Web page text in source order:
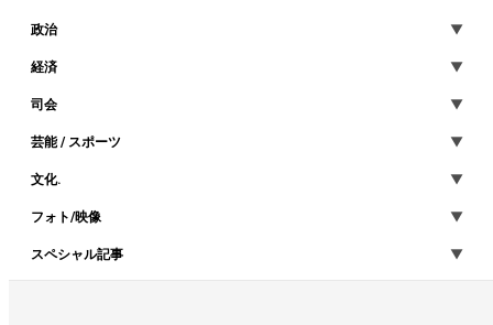
政治
経済
司会
芸能 / スポーツ
文化.
フォト/映像
スペシャル記事